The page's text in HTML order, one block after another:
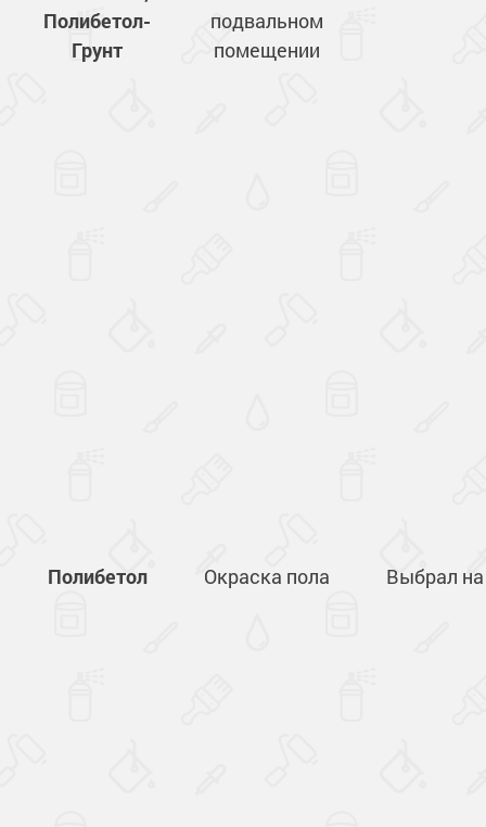
Полибетол-
Грунт
подвальном
помещении
Полибетол Окраска пола Выбрал